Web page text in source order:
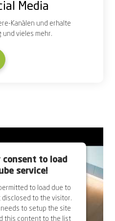
Media
Kanälen und erhalte
und vieles mehr.
consent to load
service!
to load due to
to the visitor.
to setup the site
this content to the list